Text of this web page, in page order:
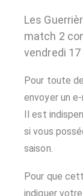
Les
match 2
vendredi
Pour toute
envoyer un
Il est
si vous
saison.
Pour que
indiquer